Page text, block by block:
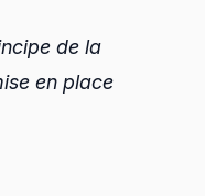
de la
en place